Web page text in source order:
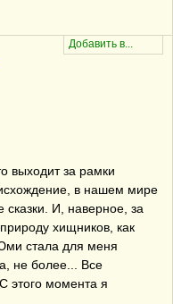
выходит за рамки
в нашем мире
сказки. И, наверное, за
хищников, как
стала для меня
не более... Все
этого момента я